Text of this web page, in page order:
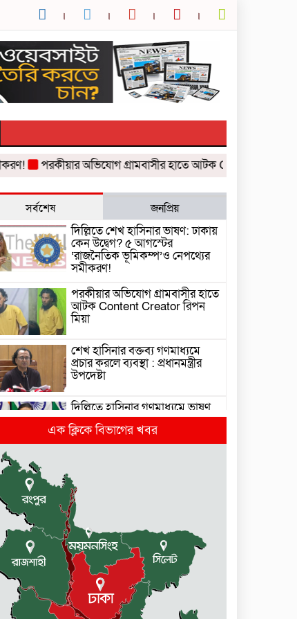
পরকীয়ার অভিযোগ গ্রামবাসীর হাতে আটক Content Creator রিপন
সর্বশেষ জনপ্রিয়
দিল্লিতে শেখ হাসিনার ভাষণ: ঢাকায়
কেন উদ্বেগ? ৫ আগস্টের
‘রাজনৈতিক ভূমিকম্প’ও নেপথ্যের
সমীকরণ!
পরকীয়ার অভিযোগ গ্রামবাসীর হাতে
আটক Content Creator রিপন
মিয়া
শেখ হাসিনার বক্তব্য গণমাধ্যমে
প্রচার করলে ব্যবস্থা : প্রধানমন্ত্রীর
উপদেষ্টা
দিল্লিতে হাসিনার গণমাধ্যমে ভাষণ
নিয়ে যা বলছে ভারত
ছাত্রশিবির দফায় দফায় সংঘর্ষ
সরকারের ফ্যামিলি কার্ড কার্যক্রম
বাস্তবায়নে ব্যয় ২০০০ কোটি টাকা
মোহনগঞ্জে কর্মস্থলেই অসুস্থ-
রক্তবমির পর প্রাণ গেল স্বাস্থ্য
কর্মকর্তার
এক ক্লিকে বিভাগের খবর